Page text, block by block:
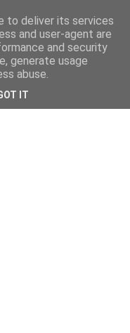
to deliver its services
and user-agent are
and security
generate usage
abuse.
IT